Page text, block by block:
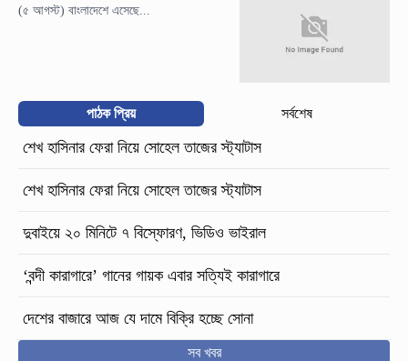
(৫ আগস্ট) বাংলাদেশে এসেছে...
পাঠক প্রিয় সর্বশেষ
শেখ হাসিনার ফেরা নিয়ে সোহেল তাজের স্ট্যাটাস
শেখ হাসিনার ফেরা নিয়ে সোহেল তাজের স্ট্যাটাস
দুবাইয়ে ২০ মিনিটে ৭ বিস্ফোরণ, ভিডিও ভাইরাল
‘বন্দী কারাগারে’ গানের গায়ক এবার সত্যিই কারাগারে
দেশের বাজারে আজ যে দামে বিক্রি হচ্ছে সোনা
সব খবর